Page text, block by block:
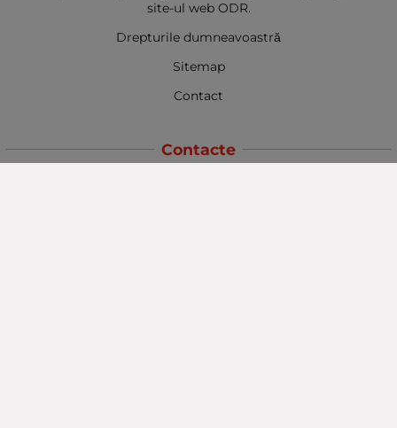
site-ul web ODR.
Drepturile dumneavoastră
Sitemap
Contact
Contacte